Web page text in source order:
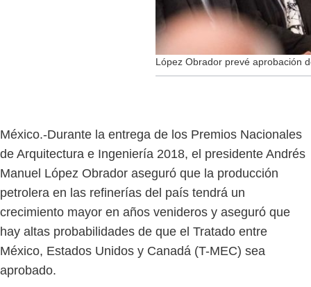
López Obrador prevé aprobación
México.-Durante la entrega de los Premios Nacionales
de Arquitectura e Ingeniería 2018, el presidente Andrés
Manuel López Obrador aseguró que la producción
petrolera en las refinerías del país tendrá un
crecimiento mayor en años venideros y aseguró que
hay altas probabilidades de que el Tratado entre
México, Estados Unidos y Canadá (T-MEC) sea
aprobado.